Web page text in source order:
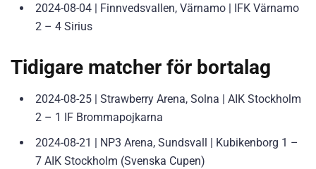
2024-08-04 | Finnvedsvallen, Värnamo | IFK Värnamo
2 – 4 Sirius
Tidigare matcher för bortalag
2024-08-25 | Strawberry Arena, Solna | AIK Stockholm
2 – 1 IF Brommapojkarna
2024-08-21 | NP3 Arena, Sundsvall | Kubikenborg 1 –
7 AIK Stockholm (Svenska Cupen)